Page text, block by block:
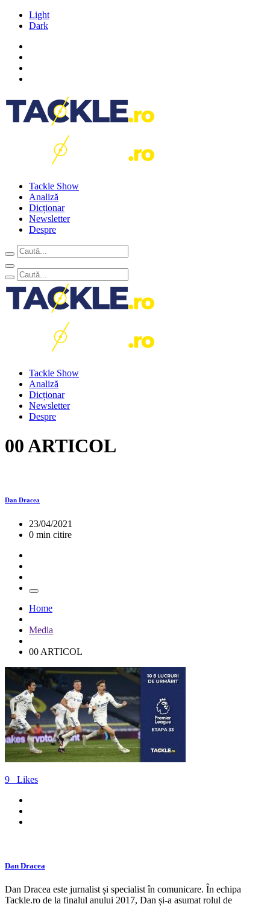
Light
Dark
Tackle Show
Analiză
Dicționar
Newsletter
Despre
Tackle Show
Analiză
Dicționar
Newsletter
Despre
00 ARTICOL
Dan Dracea
23/04/2021
0 min citire
Home
Media
00 ARTICOL
9 Likes
Dan Dracea
Dan Dracea este jurnalist și specialist în comunicare. În echipa
Tackle.ro de la finalul anului 2017, Dan și-a asumat rolul de